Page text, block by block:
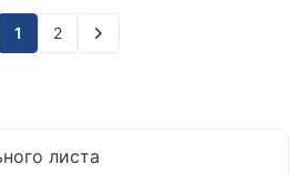
1 2
листа